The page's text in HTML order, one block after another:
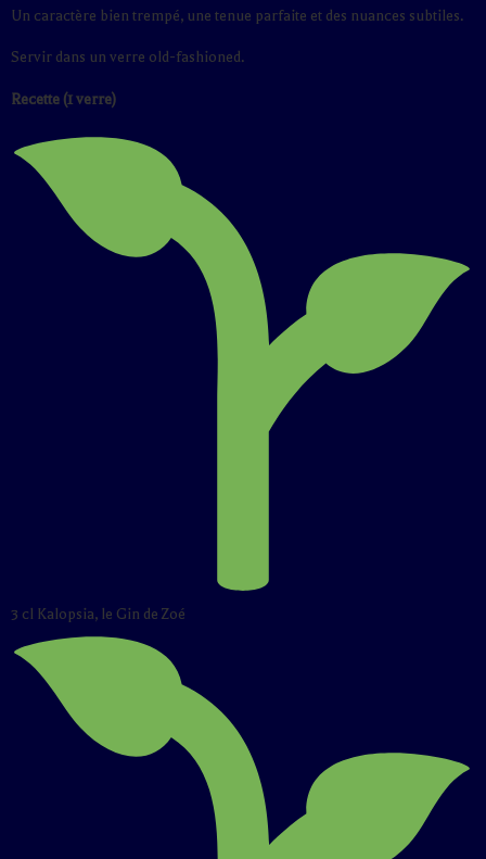
Un caractère bien trempé, une tenue parfaite et des nuances subtiles.
Servir dans un verre old-fashioned.
Recette (1 verre)
3 cl Kalopsia, le Gin de Zoé